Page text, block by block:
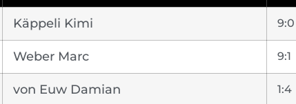
Käppeli Kimi 9:0
Weber Marc 9:1
von Euw Damian 1:4